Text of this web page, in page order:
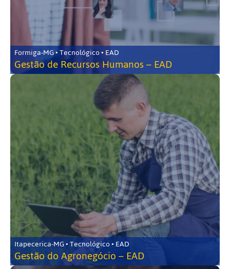
Formiga-MG • Tecnológico • EAD
Gestão de Recursos Humanos – EAD
Itapecerica-MG • Tecnológico • EAD
Gestão do Agronegócio – EAD